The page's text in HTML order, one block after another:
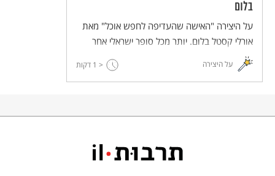
בלום
על היצירה "האישה שהעדיפה לחפש אוכל" מאת
אורלי קסטל בלום. יותר מכל סופר ישראלי אחר
מזוהה אורלי קסטל-בלום עם המושג "ספרות
פוסט-מודרנית". הסיפור "האישה שהעדיפה
את תחושת אי-הוודאות הקיומית המאפיינת את
על היצירה < 1 דקות